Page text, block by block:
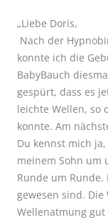
„Liebe Doris,
Nach der
konnte ich die
BabyBauch
gespürt, dass es
leichte Wellen, so
konnte. Am
Du kennst mich
meinem Sohn um
Runde um
gewesen sind.
Wellenatmung